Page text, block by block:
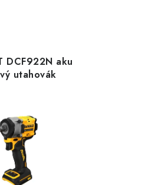
DCF922N aku
utahovák